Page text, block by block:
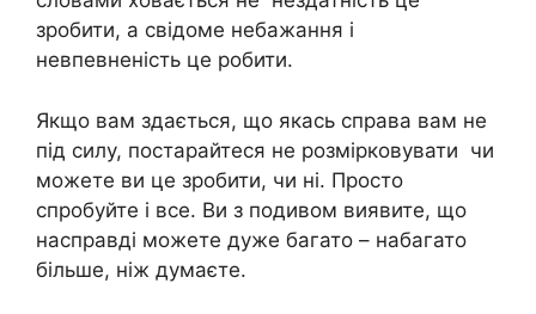
зробити, а свідоме небажання і
невпевненість це робити.
Якщо вам здається, що якась справа вам не
під силу, постарайтеся не розмірковувати чи
можете ви це зробити, чи ні. Просто
спробуйте і все. Ви з подивом виявите, що
насправді можете дуже багато – набагато
більше, ніж думаєте.